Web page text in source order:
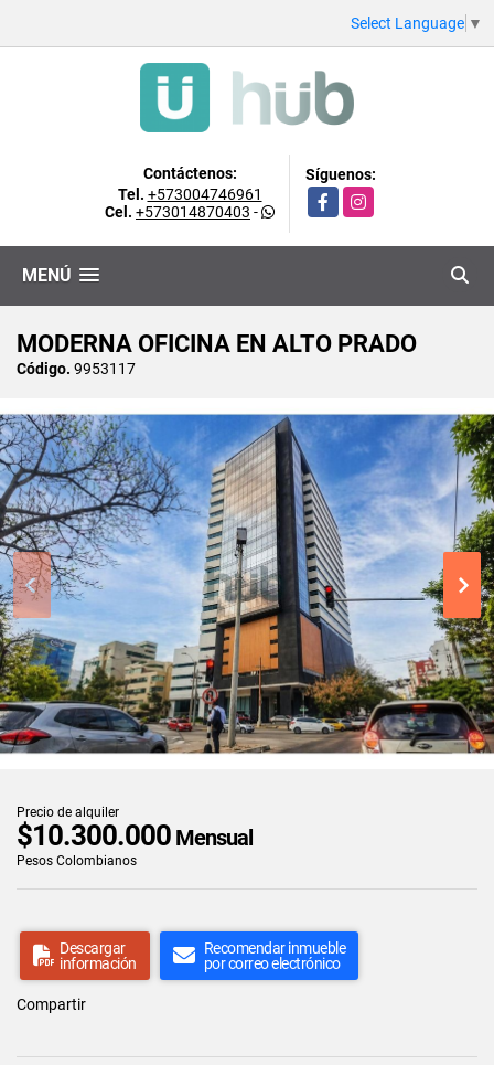
Select Language ▼
Contáctenos:
Tel. +573004746961
Cel. +573014870403 -
Síguenos:
FacebookInstagram
MENÚ
MODERNA OFICINA EN ALTO PRADO
Código. 9953117
Precio de alquiler
$10.300.000 Mensual
Pesos Colombianos
Descargar
información
Recomendar inmueble
por correo electrónico
Compartir